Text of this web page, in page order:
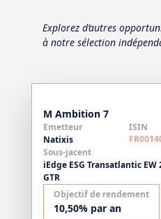
Explorez d’autres
à notre sélection
M Ambition 7
Emetteur
Natixis
ISIN
Sous-jacent
iEdge ESG Transatlantic
GTR
Objectif de rendement
10,50% par an